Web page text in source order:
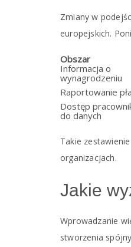
Zmiany w
europejskich.
Obszar
Informacja o
wynagrodzeniu
Raportowanie
Dostęp
do danych
Takie
organizacjach.
Jakie
Wprowadzanie
stworzenia